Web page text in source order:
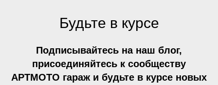
Будьте в курсе
Подписывайтесь на наш блог,
присоединяйтесь к сообществу
АРТМОТО гараж и будьте в курсе новых